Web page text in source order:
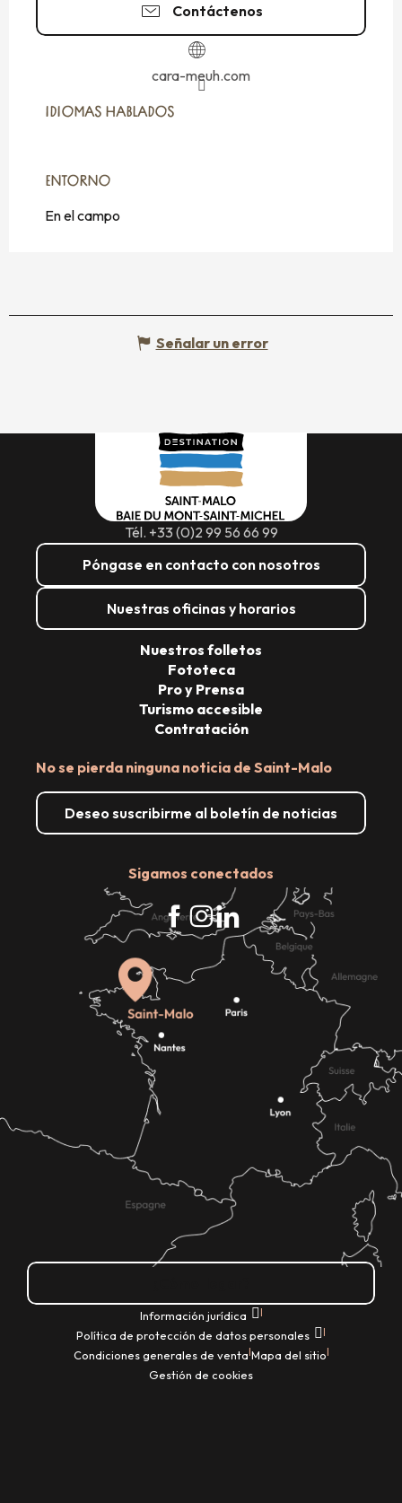
Contáctenos
cara-meuh.com
IDIOMAS HABLADOS
IDIOMAS HABLADOS
ENTORNO
ENTORNO
En el campo
Señalar un error
Tél. +33 (0)2 99 56 66 99
Póngase en contacto con nosotros
Nuestras oficinas y horarios
No se pierda ninguna noticia de Saint-Malo
Deseo suscribirme al boletín de noticias
Sigamos conectados
Nuestros folletos
Fototeca
Pro y Prensa
Turismo accesible
Contratación
Información jurídica |
Política de protección de datos personales |
Condiciones generales de venta|Mapa del sitio|
Gestión de cookies